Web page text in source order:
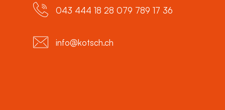
043 444 18 28 079 789 17 36
info@kotsch.ch